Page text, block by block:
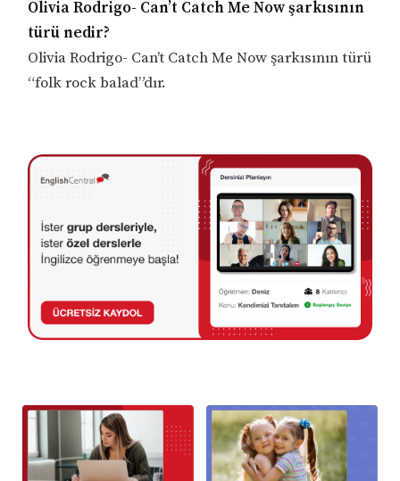
Olivia Rodrigo- Can’t Catch Me Now şarkısının
türü nedir?
Olivia Rodrigo- Can’t Catch Me Now şarkısının türü
“folk rock balad”dır.